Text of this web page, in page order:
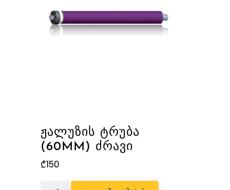
ᲟᲐᲚᲣᲖᲘᲡ ᲢᲠᲣᲑᲐ
(60MM) ᲫᲠᲐᲕᲘ
₾150
რაოდენობა: